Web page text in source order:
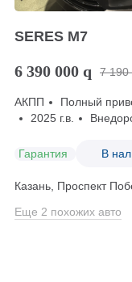
SERES M7
6 390 000 q 7 190
АКПП Полный
2025 г.в.
Гарантия В
Казань, Проспект
Еще 2 похожих авто